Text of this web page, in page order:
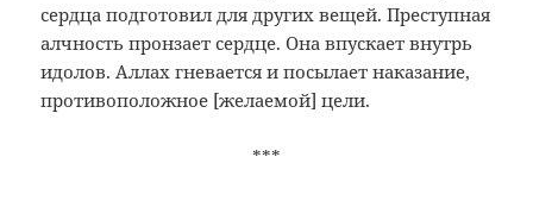
сердца подготовил для других вещей. Преступная
алчность пронзает сердце. Она впускает внутрь
идолов. Аллах гневается и посылает наказание,
противоположное [желаемой] цели.
***